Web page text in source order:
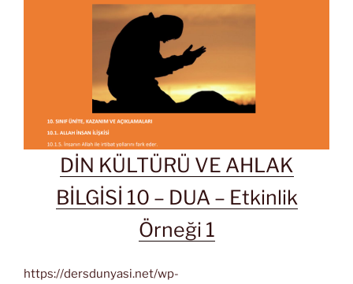
DİN KÜLTÜRÜ VE AHLAK
BİLGİSİ 10 – DUA – Etkinlik
Örneği 1
https://dersdunyasi.net/wp-